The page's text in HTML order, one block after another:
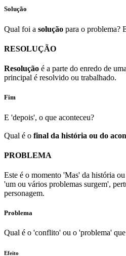
Solução
Qual foi a solução para o problema?
RESOLUÇÃO
Resolução é a parte do enredo de
principal é resolvido ou trabalhado.
Fim
E 'depois', o que aconteceu?
Qual é o final da história ou do
PROBLEMA
Este é o momento 'Mas' da história
'um ou vários problemas surgem',
personagem.
Problema
Qual é o 'conflito' ou o 'problema'
Efeito